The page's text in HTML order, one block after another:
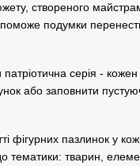
створеного
подумки
серія -
або заповнити
фігурних пазлинок у
тематики: тварин,